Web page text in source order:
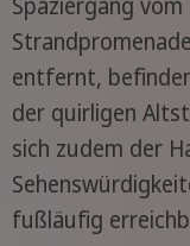
entfernt,
der quirligen
sich zudem der
fußläufig